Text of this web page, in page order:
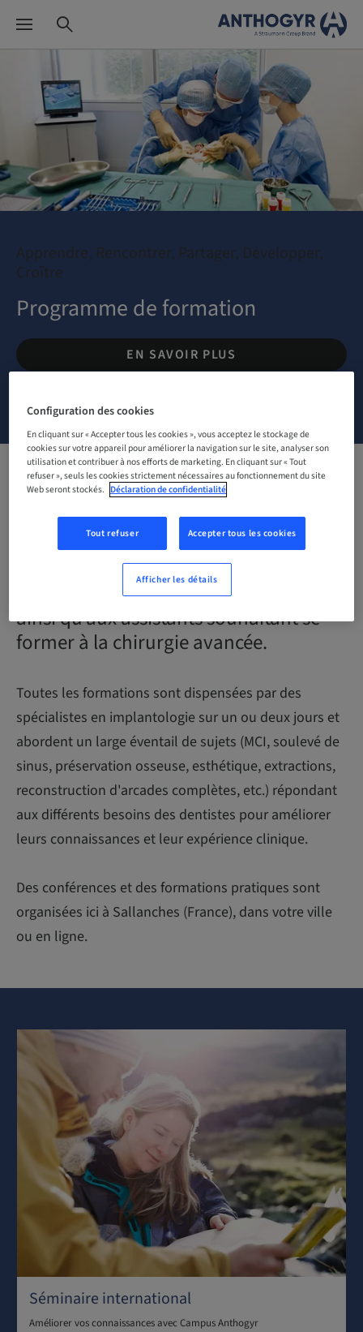
Apprendre, Rencontrer, Partager, Développer,
Croître
Programme de formation
EN SAVOIR PLUS
Découvrez nos formations en
implantologie conçues pour tous les
chirurgiens dentistes,
souhaitant faire évoluer leur cabinet
vers une plus grande spécialisation,
ainsi qu’aux assistants souhaitant se
former à la chirurgie avancée.
Toutes les formations sont dispensées par des
spécialistes en implantologie sur un ou deux jours et
abordent un large éventail de sujets (MCI, soulevé de
sinus, préservation osseuse, esthétique, extractions,
reconstruction d'arcades complètes, etc.) répondant
aux différents besoins des dentistes pour améliorer
leurs connaissances et leur expérience clinique.
Des conférences et des formations pratiques sont
organisées ici à Sallanches (France), dans votre ville
ou en ligne.
Séminaire international
Améliorer vos connaissances avec Campus Anthogyr
Configuration des cookies
En cliquant sur « Accepter tous les cookies », vous acceptez le stockage de
cookies sur votre appareil pour améliorer la navigation sur le site, analyser son
utilisation et contribuer à nos efforts de marketing. En cliquant sur « Tout
refuser », seuls les cookies strictement nécessaires au fonctionnement du site
Web seront stockés. Déclaration de confidentialité
Tout refuser Accepter tous les cookies
Afficher les détails